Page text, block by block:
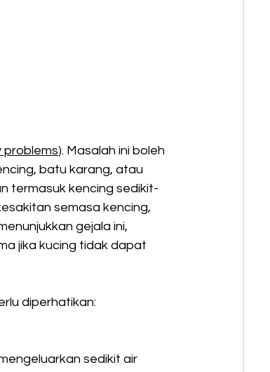
problems). Masalah ini boleh
batu karang, atau
termasuk kencing sedikit-
semasa kencing,
gejala ini,
jika kucing tidak dapat
diperhatikan:
sedikit air